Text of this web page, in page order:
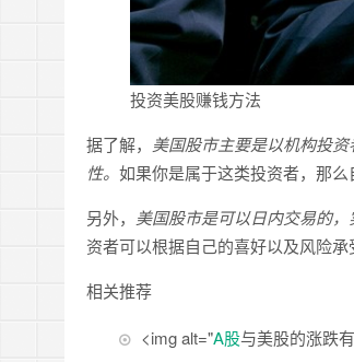
投资美股赚钱方法
据了解， 美国股市主要是以机构投
性。 如果你是属于这类投资者，那么
另外， 美国股市是可以日内交易的
资者可以根据自己的喜好以及风险
相关推荐
<img alt="A股与美股的涨跌